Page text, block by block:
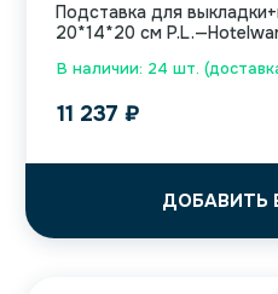
В наличии: 24 шт.
Подставка для
20*14*20 см
11 237 ₽
ДОБАВИТЬ